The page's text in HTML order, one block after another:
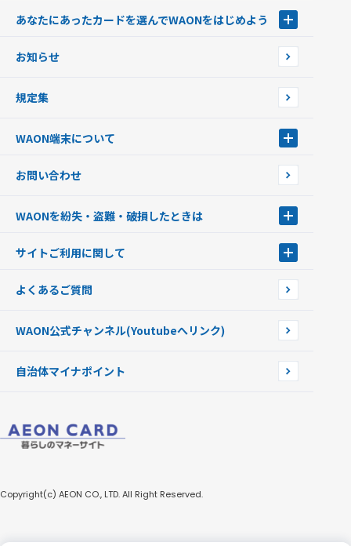
あなたにあったカードを選んでWAONをはじめよう
フードバンク応援WAON
ご当地WAON
G.G WAON
WAONカード・WAONカードプラス
モバイルWAON
提携WAONカード
お知らせ
規定集
WAON端末について
WAONネットステーション
新型WAONステーション
WAONチャージャーmini
お問い合わせ
WAONを紛失・盗難・破損したときは
WAONカードの拾得について
サイトご利用に関して
企業情報
よくあるご質問
WAON公式チャンネル(Youtubeへリンク)
自治体マイナポイント
Copyright(c) AEON CO., LTD. All Right Reserved.